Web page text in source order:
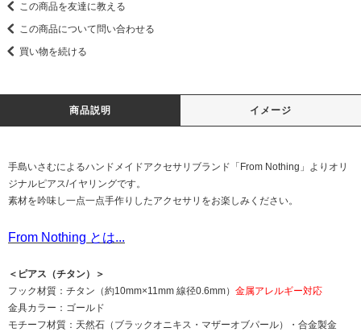
この商品を友達に教える
この商品について問い合わせる
買い物を続ける
商品説明 イメージ
手島いさむによるハンドメイドアクセサリブランド「From Nothing」よりオリ
ジナルピアス/イヤリングです。
素材を吟味し一点一点手作りしたアクセサリをお楽しみください。
From Nothing とは...
＜ピアス（チタン）＞
フック材質：チタン（約10mm×11mm 線径0.6mm） 金属アレルギー対応
金具カラー：ゴールド
モチーフ材質：天然石（ブラックオニキス・マザーオブパール）・合金製金